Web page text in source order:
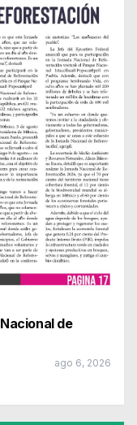
de
ago 6, 2026